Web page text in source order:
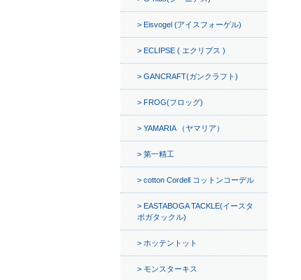
Eisvogel (アイスフォーゲル)
ECLIPSE ( エクリプス )
GANCRAFT(ガンクラフト)
FROG(フロッグ)
YAMARIA （ヤマリア）
第一精工
cotton Cordell コットンコーデル
EASTABOGA TACKLE(イースタ
ボガタックル)
ホッテントット
モンスターキス